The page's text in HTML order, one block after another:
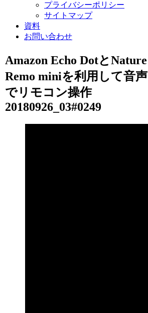
プライバシーポリシー
サイトマップ
資料
お問い合わせ
Amazon Echo DotとNature
Remo miniを利用して音声
でリモコン操作
20180926_03#0249